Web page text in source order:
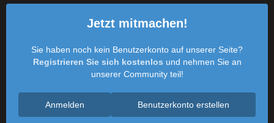
Jetzt mitmachen!
Sie haben noch kein Benutzerkonto auf unserer Seite?
Registrieren Sie sich kostenlos und nehmen Sie an
unserer Community teil!
Benutzerkonto erstellen
Anmelden